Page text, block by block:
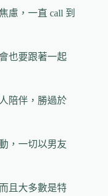
慮，一直 call 到
也要跟著一起
陪伴，勝過於
，一切以男友
且大多數是特